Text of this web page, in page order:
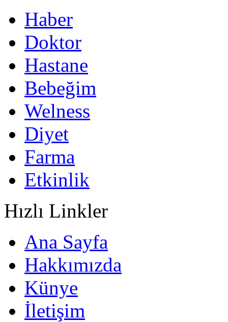
Haber
Doktor
Hastane
Bebeğim
Welness
Diyet
Farma
Etkinlik
Hızlı Linkler
Ana Sayfa
Hakkımızda
Künye
İletişim